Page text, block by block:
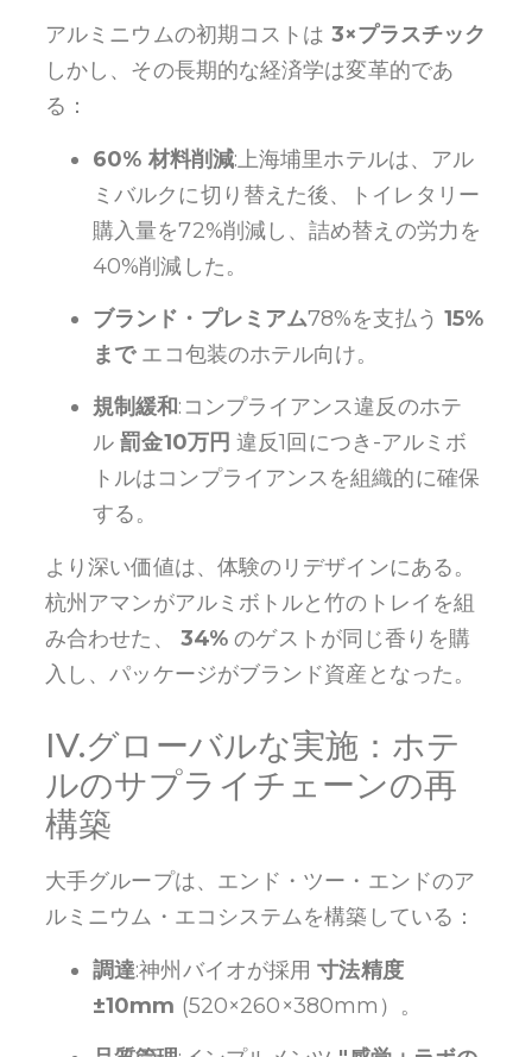
アルミニウムの初期コストは 3×プラスチック
しかし、その長期的な経済学は変革的であ
る：
60% 材料削減:上海埔里ホテルは、アル
ミバルクに切り替えた後、トイレタリー
購入量を72%削減し、詰め替えの労力を
40%削減した。
ブランド・プレミアム78%を支払う 15%
までエコ包装のホテル向け。
規制緩和:コンプライアンス違反のホテ
ル罰金10万円 違反1回につき-アルミボ
トルはコンプライアンスを組織的に確保
する。
より深い価値は、体験のリデザインにある。
杭州アマンがアルミボトルと竹のトレイを組
み合わせた、 34% のゲストが同じ香りを購
入し、パッケージがブランド資産となった。
IV.グローバルな実施：ホテ
ルのサプライチェーンの再
構築
大手グループは、エンド・ツー・エンドのア
ルミニウム・エコシステムを構築している：
調達:神州バイオが採用寸法精度
±10mm (520×260×380mm）。